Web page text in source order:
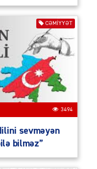
CƏMIYYƏT
3494
sevməyən
bilməz”